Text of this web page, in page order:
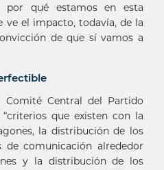
por qué estamos en esta
ve el impacto, todavía, de la
de que sí vamos a
Comité Central del Partido
que existen con la
la distribución de los
de comunicación alrededor
y la distribución de los